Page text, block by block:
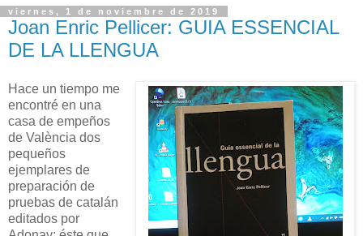
viernes, 1 de noviembre de 2019
Joan Enric Pellicer: GUIA ESSENCIAL
DE LA LLENGUA
Hace un tiempo me
encontré en una
casa de empeños
de València dos
pequeños
ejemplares de
preparación de
pruebas de catalán
editados por